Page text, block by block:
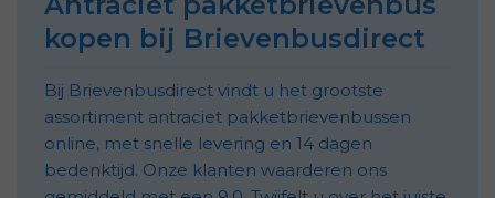
kopen bij Brievenbusdirect
Bij Brievenbusdirect vindt u het grootste
assortiment antraciet pakketbrievenbussen
online, met snelle levering en 14 dagen
bedenktijd. Onze klanten waarderen ons